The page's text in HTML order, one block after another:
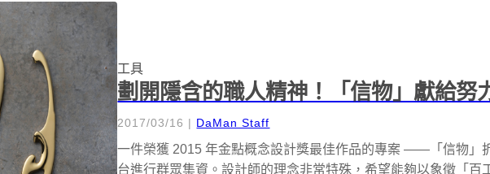
工具
劃開隱含的職人精神！「信物」獻給努
2017/03/16 | DaMan Staff
一件榮獲 2015 年金點概念設計獎最佳作品的專案 ——「信物」
台進行群眾集資。設計師的理念非常特殊，希望能夠以象徵「百